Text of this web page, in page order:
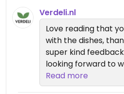
Verdeli.nl
Love reading that
with the dishes,
super kind
looking forward to
back to the shop
wishes, Sharon
Read more